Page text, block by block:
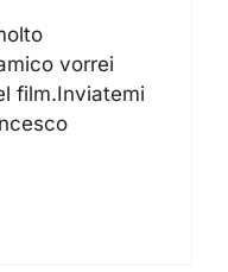
vorrei
film.Inviatemi